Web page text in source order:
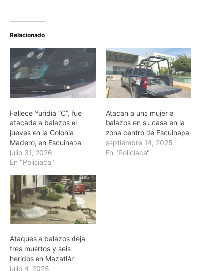
Relacionado
Fallece Yuridia “C”, fue
atacada a balazos el
jueves en la Colonia
Madero, en Escuinapa
julio 31, 2026
En "Policiaca"
Atacan a una mujer a
balazos en su casa en la
zona centro de Escuinapa
septiembre 14, 2025
En "Policiaca"
Ataques a balazos deja
tres muertos y seis
heridos en Mazatlán
julio 4, 2025